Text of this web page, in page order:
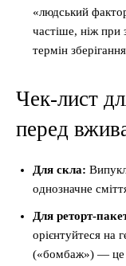
«людський
частіше, ніж при
термін
Чек-лист
перед
Для скла:
однозначне
Для реторт-
орієнтуйтеся на
(«бомбаж») — це